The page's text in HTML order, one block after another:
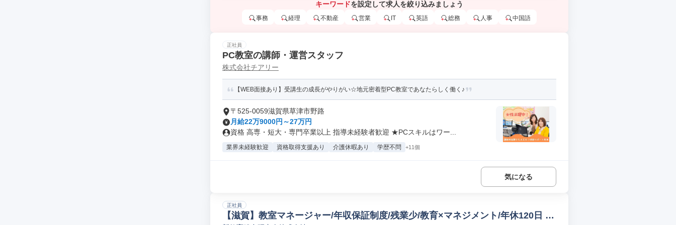
キーワードを設定して求人を絞り込みましょう
事務 経理 不動産 営業 IT 英語 総務 人事 中国語
正社員
PC教室の講師・運営スタッフ
株式会社チアリー
【WEB面接あり】受講生の成長がやりがい☆地元密着型PC教室であなたらしく働く♪
〒525-0059滋賀県草津市野路
月給22万9000円～27万円
資格 高専・短大・専門卒業以上 指導未経験者歓迎 ★PCスキルはワー...
業界未経験歓迎 資格取得支援あり 介護休暇あり 学歴不問 +11個
気になる
正社員
【滋賀】教室マネージャー/年収保証制度/残業少/教育×マネジメント/年休120日 ス